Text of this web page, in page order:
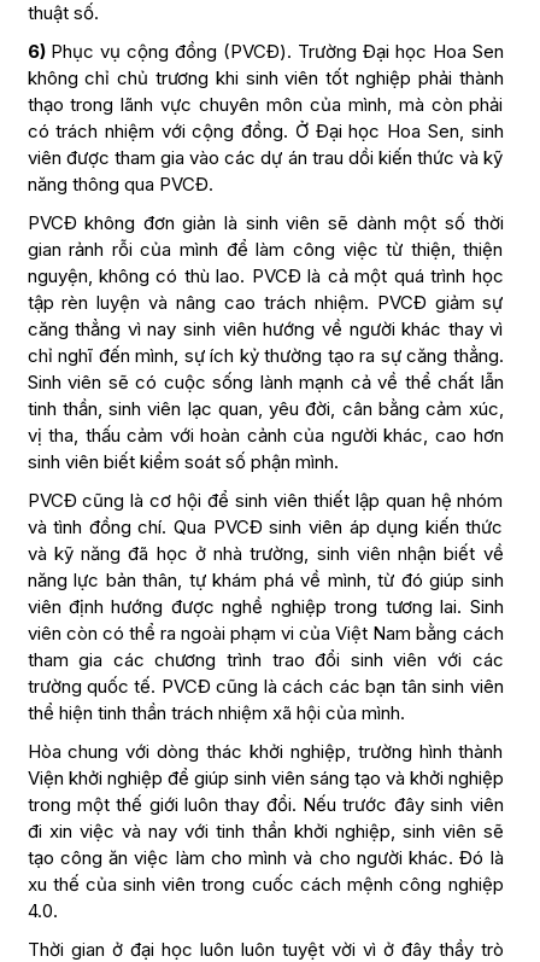
thuật số.
6) Phục vụ cộng đồng (PVCĐ). Trường Đại học Hoa Sen
không chỉ chủ trương khi sinh viên tốt nghiệp phải thành
thạo trong lãnh vực chuyên môn của mình, mà còn phải
có trách nhiệm với cộng đồng. Ở Đại học Hoa Sen, sinh
viên được tham gia vào các dự án trau dồi kiến thức và kỹ
năng thông qua PVCĐ.
PVCĐ không đơn giản là sinh viên sẽ dành một số thời
gian rảnh rỗi của mình để làm công việc từ thiện, thiện
nguyện, không có thù lao. PVCĐ là cả một quá trình học
tập rèn luyện và nâng cao trách nhiệm. PVCĐ giảm sự
căng thẳng vì nay sinh viên hướng về người khác thay vì
chỉ nghĩ đến mình, sự ích kỷ thường tạo ra sự căng thẳng.
Sinh viên sẽ có cuộc sống lành mạnh cả về thể chất lẫn
tinh thần, sinh viên lạc quan, yêu đời, cân bằng cảm xúc,
vị tha, thấu cảm với hoàn cảnh của người khác, cao hơn
sinh viên biết kiểm soát số phận mình.
PVCĐ cũng là cơ hội để sinh viên thiết lập quan hệ nhóm
và tình đồng chí. Qua PVCĐ sinh viên áp dụng kiến thức
và kỹ năng đã học ở nhà trường, sinh viên nhận biết về
năng lực bản thân, tự khám phá về mình, từ đó giúp sinh
viên định hướng được nghề nghiệp trong tương lai. Sinh
viên còn có thể ra ngoài phạm vi của Việt Nam bằng cách
tham gia các chương trình trao đổi sinh viên với các
trường quốc tế. PVCĐ cũng là cách các bạn tân sinh viên
thể hiện tinh thần trách nhiệm xã hội của mình.
Hòa chung với dòng thác khởi nghiệp, trường hình thành
Viện khởi nghiệp để giúp sinh viên sáng tạo và khởi nghiệp
trong một thế giới luôn thay đổi. Nếu trước đây sinh viên
đi xin việc và nay với tinh thần khởi nghiệp, sinh viên sẽ
tạo công ăn việc làm cho mình và cho người khác. Đó là
xu thế của sinh viên trong cuốc cách mệnh công nghiệp
4.0.
Thời gian ở đại học luôn luôn tuyệt vời vì ở đây thầy trò